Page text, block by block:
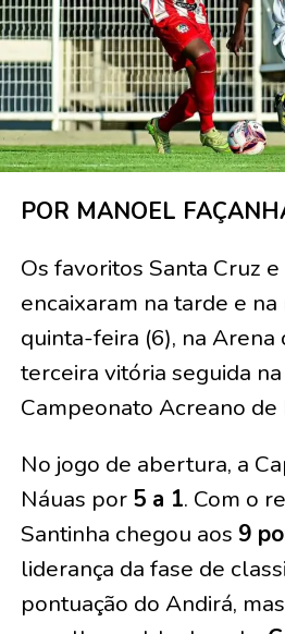
POR MANOEL
Os favoritos Santa Cruz e
encaixaram na tarde e
quinta-feira (6), na Arena
terceira vitória seguida
Campeonato Acreano
No jogo de abertura, a
Náuas por 5 a 1. Com o
Santinha chegou aos 9
liderança da fase de
pontuação do Andirá, mas